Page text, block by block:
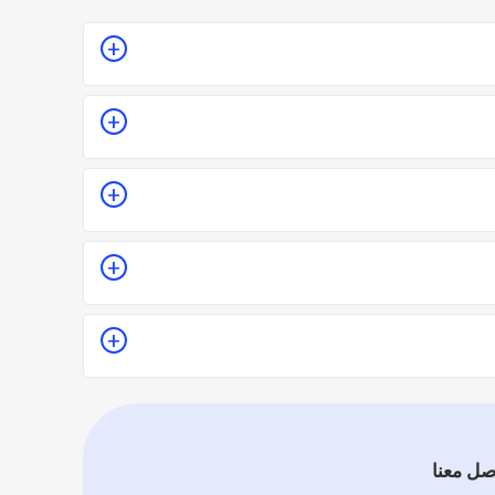
أو تقدير سعر الخدمة قبل الزيارة والإتفاق.
يدل على جودة الخدمة.
فموقع اطلب مهني يعتمد على تقييم الفنيين
معنا